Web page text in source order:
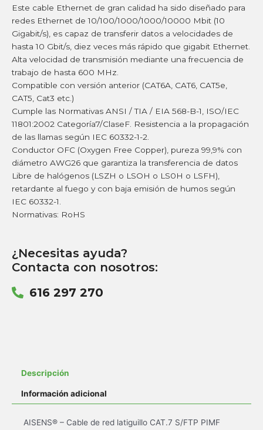
Este cable Ethernet de gran calidad ha sido diseñado para
redes Ethernet de 10/100/1000/1000/10000 Mbit (10
Gigabit/s), es capaz de transferir datos a velocidades de
hasta 10 Gbit/s, diez veces más rápido que gigabit Ethernet.
Alta velocidad de transmisión mediante una frecuencia de
trabajo de hasta 600 MHz.
Compatible con versión anterior (CAT6A, CAT6, CAT5e,
CAT5, Cat3 etc.)
Cumple las Normativas ANSI / TIA / EIA 568-B-1, ISO/IEC
11801:2002 Categoría7/ClaseF. Resistencia a la propagación
de las llamas según IEC 60332-1-2.
Conductor OFC (Oxygen Free Copper), pureza 99,9% con
diámetro AWG26 que garantiza la transferencia de datos
Libre de halógenos (LSZH o LSOH o LS0H o LSFH),
retardante al fuego y con baja emisión de humos según
IEC 60332-1.
Normativas: RoHS
¿Necesitas ayuda?
Contacta con nosotros:
616 297 270
Descripción
Información adicional
AISENS® – Cable de red latiguillo CAT.7 S/FTP PIMF